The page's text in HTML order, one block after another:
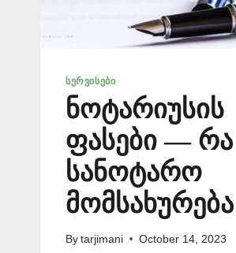
ᲡᲔᲠᲕᲘᲡᲔᲑᲘ
ნოტარიუსის
ფასები — რა
სანოტარო
მომსახურება
By tarjimani October 14, 2023